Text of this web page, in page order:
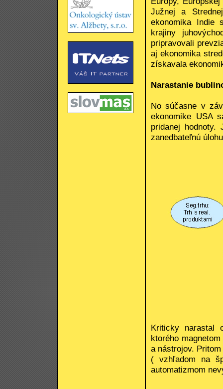
Južnej a
ekonomika Indie
krajiny
pripravovali
aj ekonomika
získavala
Narastanie
No súčasne v
ekonomike USA
pridanej
zanedbateľnú
Kriticky narastal
ktorého
a nástrojov.
( vzhľadom na
automatizmom